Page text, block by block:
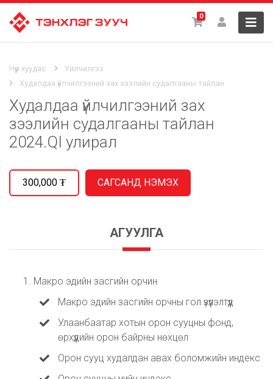
0
Нүүр хуудас
Үйлчилгээ
Худалдаа үйлчилгээний зах зээлийн судалгааны тайлан
Худалдаа үйлчилгээний зах
зээлийн судалгааны тайлан
2024.QI улирал
300,000 ₮
АГУУЛГА
Макро эдийн засгийн орчин
Макро эдийн засгийн орчны гол үзүүлэлтүүд
Улаанбаатар хотын орон сууцны фонд,
өрхүүдийн орон байрны нөхцөл
Орон сууц худалдан авах боломжийн индекс